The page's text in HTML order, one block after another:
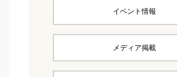
イベント情報
メディア掲載